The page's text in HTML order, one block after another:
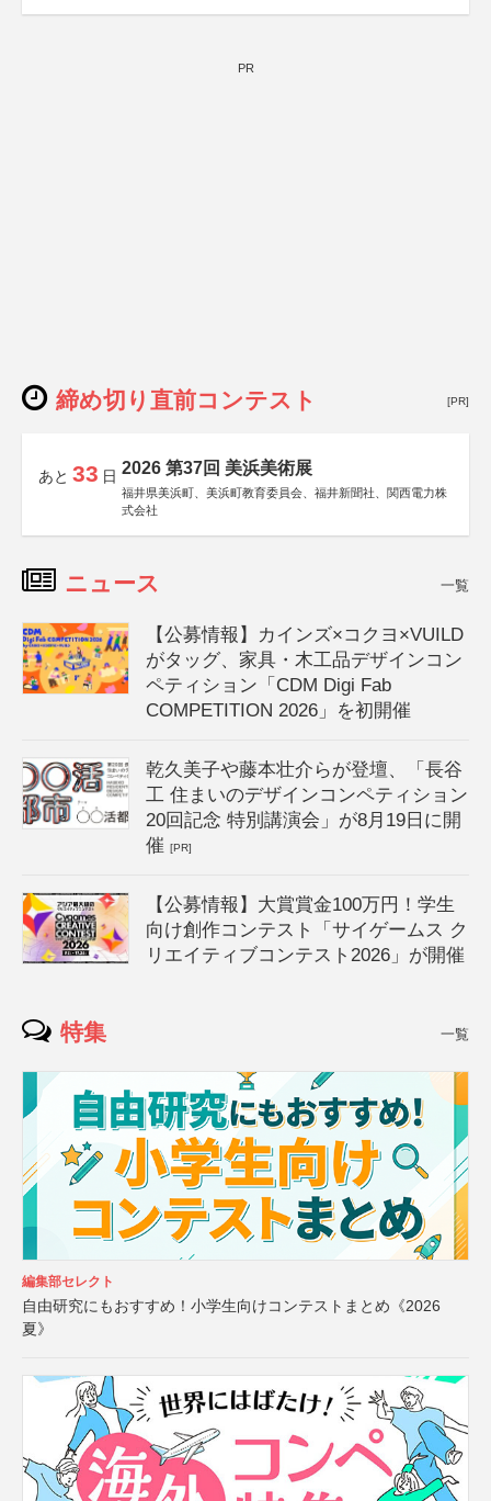
PR
締め切り直前コンテスト [PR]
あと 33 日 2026 第37回 美浜美術展
福井県美浜町、美浜町教育委員会、福井新聞社、関西電力株
式会社
ニュース 一覧
【公募情報】カインズ×コクヨ×VUILD
がタッグ、家具・木工品デザインコン
ペティション「CDM Digi Fab
COMPETITION 2026」を初開催
乾久美子や藤本壮介らが登壇、「長谷
工 住まいのデザインコンペティション
20回記念 特別講演会」が8月19日に開
催[PR]
【公募情報】大賞賞金100万円！学生
向け創作コンテスト「サイゲームス ク
リエイティブコンテスト2026」が開催
特集 一覧
編集部セレクト
自由研究にもおすすめ！小学生向けコンテストまとめ《2026
夏》